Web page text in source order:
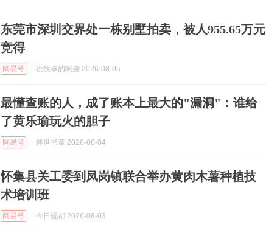
东莞市深圳交界处一栋别墅拍卖，被人955.65万元
竞得
网易号 说故事的阿袭 2026-08-05
最懂查账的人，成了账本上最大的"漏洞"：谁给
了黄乐瑜玩火的胆子
网易号 迷世书童 2026-08-04
怀集县关工委到凤岗镇联合举办黄肉木薯种植技
术培训班
网易号 今日砚都 2026-08-03